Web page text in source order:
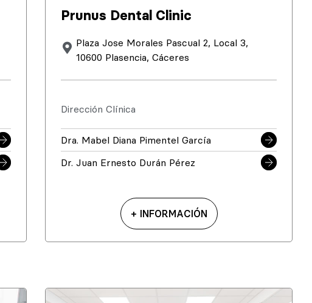
Prunus Dental Clinic
Plaza Jose Morales Pascual 2, Local 3,
10600 Plasencia, Cáceres
Dirección Clínica
Dra. Mabel Diana Pimentel García
Dr. Juan Ernesto Durán Pérez
+ INFORMACIÓN